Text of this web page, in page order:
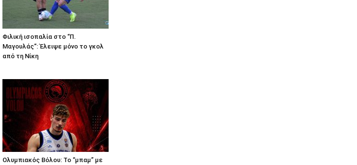
Φιλική ισοπαλία στο “Π.
Μαγουλάς”: Έλειψε μόνο το γκολ
από τη Νίκη
Ολυμπιακός Βόλου: Το “μπαμ” με